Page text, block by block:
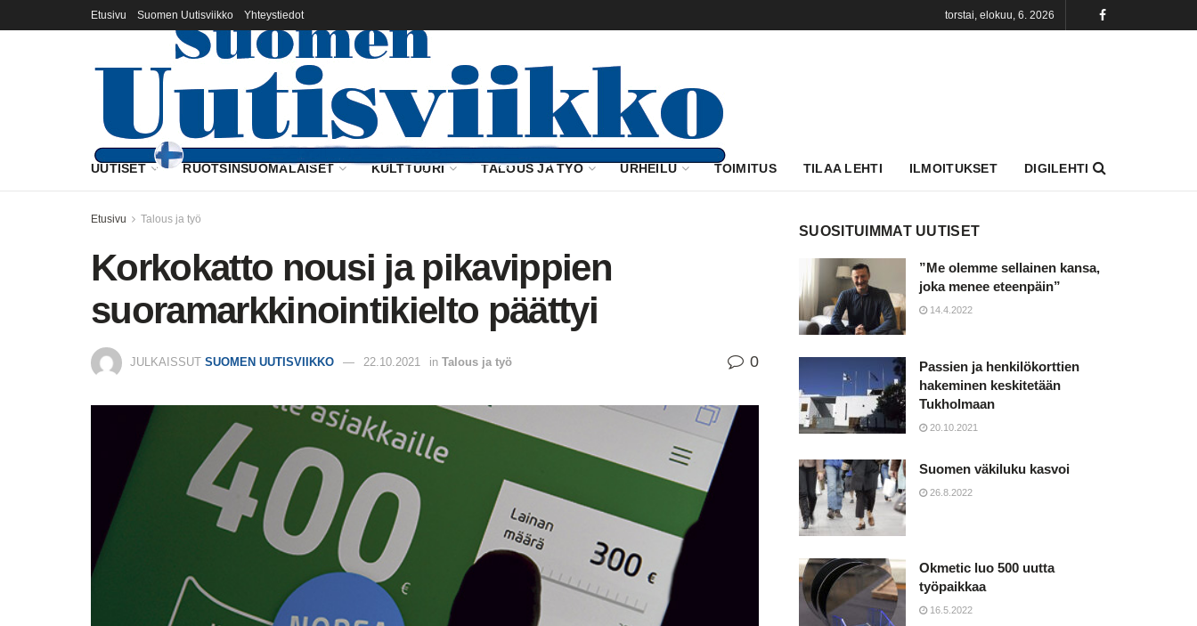
Etusivu Suomen Uutisviikko Yhteystiedot torstai, elokuu, 6. 2026
UUTISET RUOTSINSUOMALAISET KULTTUURI TALOUS JA TYÖ URHEILU TOIMITUS TILAA LEHTI ILMOITUKSET DIGILEHTI
Etusivu Talous ja työ
Korkokatto nousi ja pikavippien
suoramarkkinointikielto päättyi
JULKAISSUT SUOMEN UUTISVIIKKO 22.10.2021 in Talous ja työ 0
SUOSITUIMMAT UUTISET
”Me olemme sellainen kansa,
joka menee eteenpäin”
14.4.2022
Passien ja henkilökorttien
hakeminen keskitetään
Tukholmaan
20.10.2021
Suomen väkiluku kasvoi
26.8.2022
Okmetic luo 500 uutta
työpaikkaa
16.5.2022